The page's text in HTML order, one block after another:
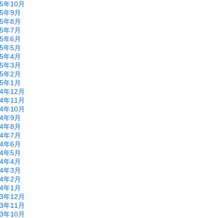
年10月
年9月
年8月
年7月
年6月
年5月
年4月
年3月
年2月
年1月
年12月
年11月
年10月
年9月
年8月
年7月
年6月
年5月
年4月
年3月
年2月
年1月
年12月
年11月
年10月